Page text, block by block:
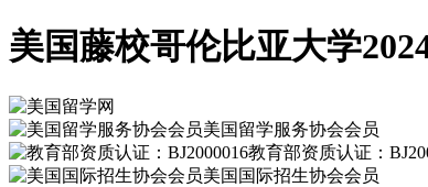
美国藤校哥伦比亚大学
美国留学服务协会会员
教育部资质认证：
美国国际招生协会会员